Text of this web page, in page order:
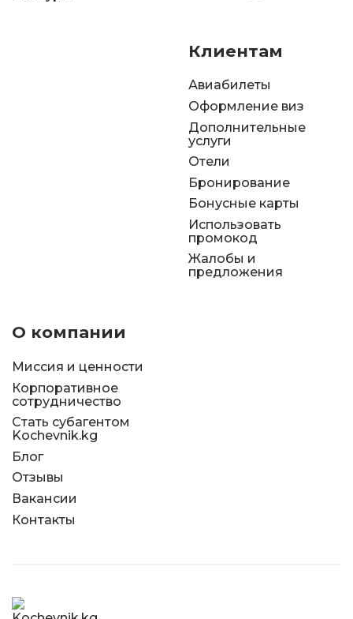
Клиентам
Авиабилеты
Оформление виз
Дополнительные
услуги
Отели
Бронирование
Бонусные карты
Использовать
промокод
Жалобы и
предложения
О компании
Миссия и ценности
Корпоративное
сотрудничество
Стать субагентом
Kochevnik.kg
Блог
Отзывы
Вакансии
Контакты